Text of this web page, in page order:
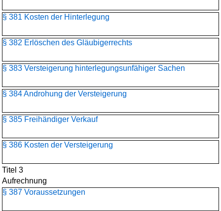
§ 381 Kosten der Hinterlegung
§ 382 Erlöschen des Gläubigerrechts
§ 383 Versteigerung hinterlegungsunfähiger Sachen
§ 384 Androhung der Versteigerung
§ 385 Freihändiger Verkauf
§ 386 Kosten der Versteigerung
Titel 3
Aufrechnung
§ 387 Voraussetzungen